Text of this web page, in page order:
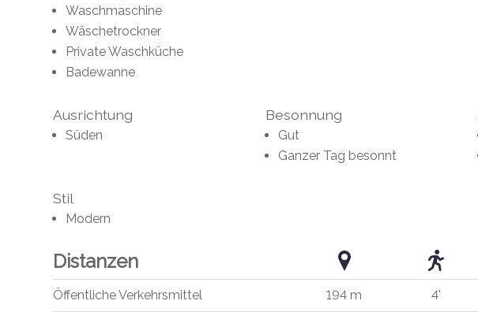
Waschmaschine
Wäschetrockner
Private Waschküche
Badewanne
Ausrichtung
Süden
Besonnung
Gut
Ganzer Tag besonnt
Stil
Modern
Distanzen
Öffentliche Verkehrsmittel 194 m 4'